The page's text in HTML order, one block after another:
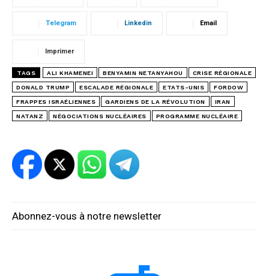
Abonnez-vous à notre newsletter
Telegram Linkedin Email
Imprimer
TAGS ALI KHAMENEI BENYAMIN NETANYAHOU CRISE RÉGIONALE
DONALD TRUMP ESCALADE RÉGIONALE ETATS-UNIS FORDOW
FRAPPES ISRAÉLIENNES GARDIENS DE LA RÉVOLUTION IRAN
NATANZ NÉGOCIATIONS NUCLÉAIRES PROGRAMME NUCLÉAIRE